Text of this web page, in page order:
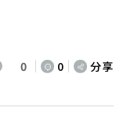
0 0 分享